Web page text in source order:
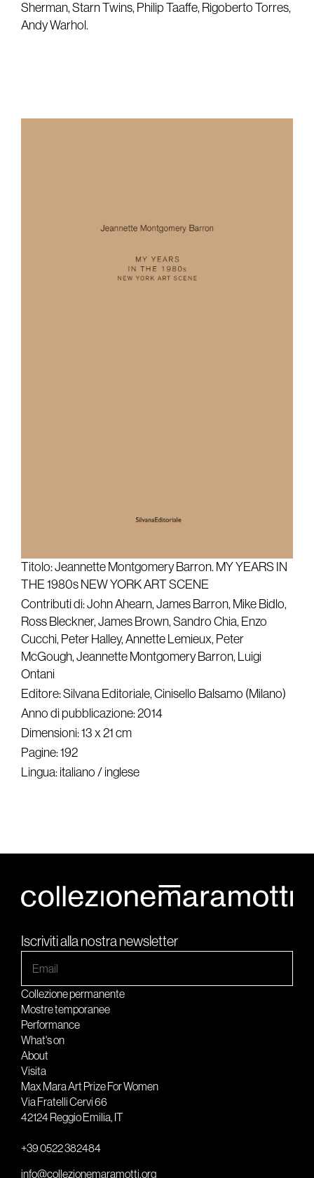
Sherman, Starn Twins, Philip Taaffe, Rigoberto Torres,
Andy Warhol.
Titolo: Jeannette Montgomery Barron. MY YEARS IN
THE 1980s NEW YORK ART SCENE
Contributi di: John Ahearn, James Barron, Mike Bidlo,
Ross Bleckner, James Brown, Sandro Chia, Enzo
Cucchi, Peter Halley, Annette Lemieux, Peter
McGough, Jeannette Montgomery Barron, Luigi
Ontani
Editore: Silvana Editoriale, Cinisello Balsamo (Milano)
Anno di pubblicazione: 2014
Dimensioni: 13 x 21 cm
Pagine: 192
Lingua: italiano / inglese
Iscriviti alla nostra newsletter
Collezione permanente
Mostre temporanee
Performance
What's on
About
Visita
Max Mara Art Prize For Women
Via Fratelli Cervi 66
42124 Reggio Emilia, IT
+39 0522 382484
info@collezionemaramotti.org